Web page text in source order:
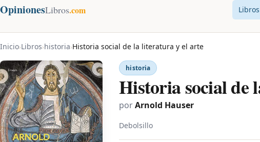
OpinionesLibros.com Libros
Inicio›Libros›historia›Historia social de la literatura y el arte
historia
Historia social de
porArnold Hauser
Debolsillo